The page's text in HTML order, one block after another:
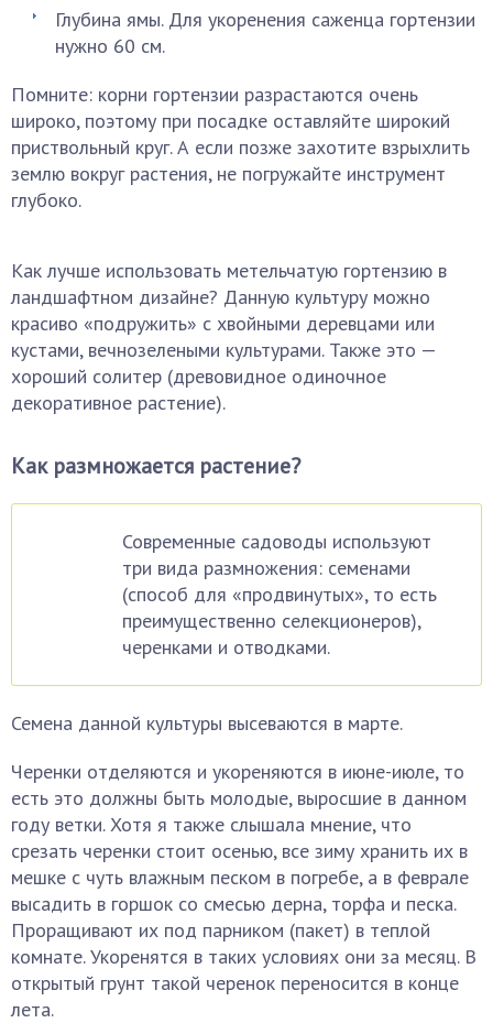
Глубина ямы. Для укоренения саженца гортензии
нужно 60 см.
Помните: корни гортензии разрастаются очень
широко, поэтому при посадке оставляйте широкий
приствольный круг. А если позже захотите взрыхлить
землю вокруг растения, не погружайте инструмент
глубоко.
Как лучше использовать метельчатую гортензию в
ландшафтном дизайне? Данную культуру можно
красиво «подружить» с хвойными деревцами или
кустами, вечнозелеными культурами. Также это —
хороший солитер (древовидное одиночное
декоративное растение).
Как размножается растение?
Современные садоводы используют
три вида размножения: семенами
(способ для «продвинутых», то есть
преимущественно селекционеров),
черенками и отводками.
Семена данной культуры высеваются в марте.
Черенки отделяются и укореняются в июне-июле, то
есть это должны быть молодые, выросшие в данном
году ветки. Хотя я также слышала мнение, что
срезать черенки стоит осенью, все зиму хранить их в
мешке с чуть влажным песком в погребе, а в феврале
высадить в горшок со смесью дерна, торфа и песка.
Проращивают их под парником (пакет) в теплой
комнате. Укоренятся в таких условиях они за месяц. В
открытый грунт такой черенок переносится в конце
лета.